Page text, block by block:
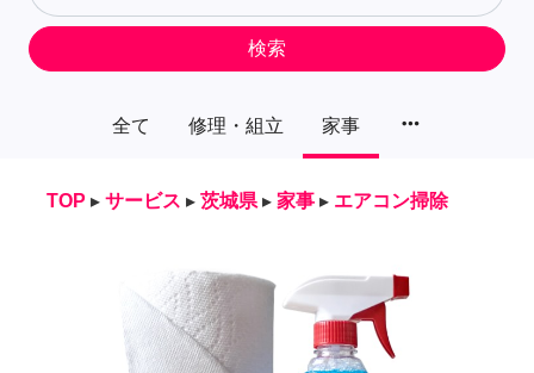
全て 修理・組立 家事 more_horiz
検索
TOP ▸ サービス ▸ 茨城県 ▸ 家事 ▸ エアコン掃除